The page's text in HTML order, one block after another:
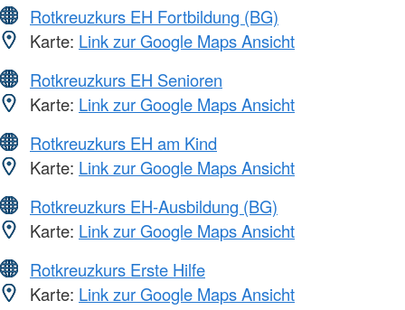
Rotkreuzkurs EH Fortbildung (BG)
Karte: Link zur Google Maps Ansicht
Rotkreuzkurs EH Senioren
Karte: Link zur Google Maps Ansicht
Rotkreuzkurs EH am Kind
Karte: Link zur Google Maps Ansicht
Rotkreuzkurs EH-Ausbildung (BG)
Karte: Link zur Google Maps Ansicht
Rotkreuzkurs Erste Hilfe
Karte: Link zur Google Maps Ansicht